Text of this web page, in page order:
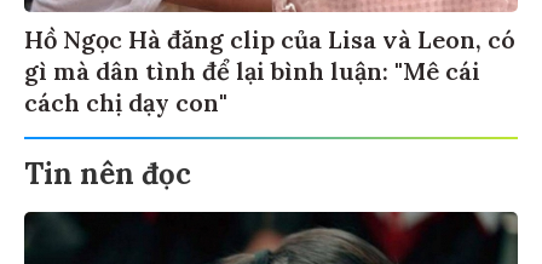
Hồ Ngọc Hà đăng clip của Lisa và Leon, có
gì mà dân tình để lại bình luận: "Mê cái
cách chị dạy con"
Tin nên đọc